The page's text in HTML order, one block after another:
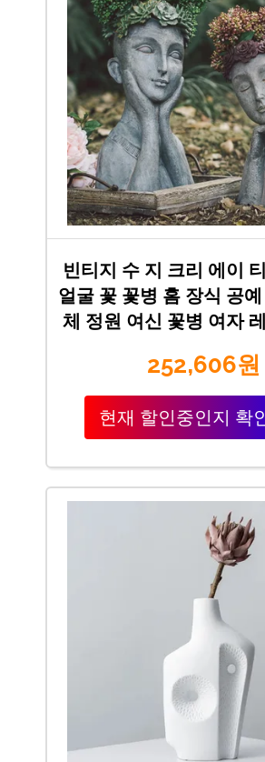
빈티지 수 지 크리 에이
얼굴 꽃 꽃병 홈 장식 공
체 정원 여신 꽃병 여자
252,606원
현재 할인중인지 확